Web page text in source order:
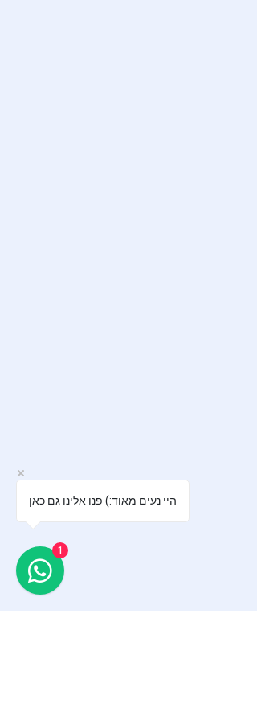
היי נעים מאוד:) פנו אלינו גם כאן
1